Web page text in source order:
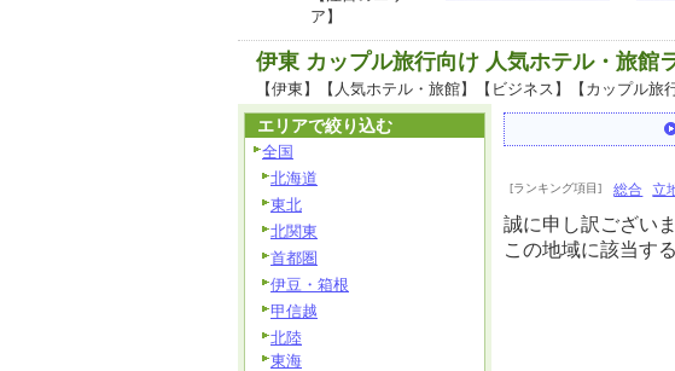
ア】
伊東 カップル旅行向け 人気ホテル・旅館
【伊東】【人気ホテル・旅館】【ビジネス】【カップル旅
[ランキング項目] 総合 立
誠に申し訳ござい
この地域に該当す
エリアで絞り込む
全国
北海道
東北
北関東
首都圏
伊豆・箱根
甲信越
北陸
東海